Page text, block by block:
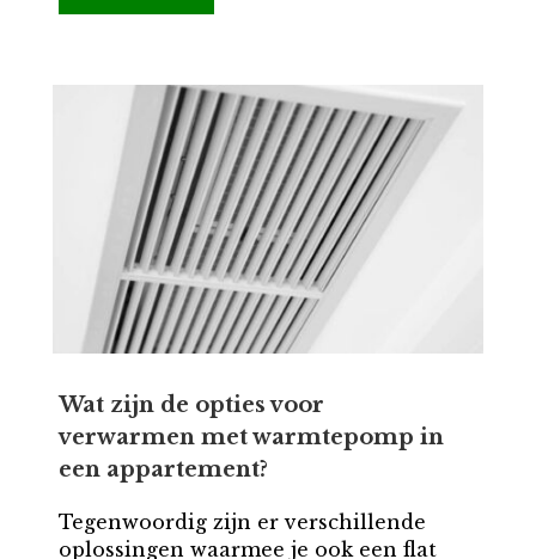
Wat zijn de opties voor
verwarmen met warmtepomp in
een appartement?
Tegenwoordig zijn er verschillende
oplossingen waarmee je ook een flat